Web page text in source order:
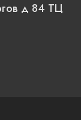
д 84 ТЦ